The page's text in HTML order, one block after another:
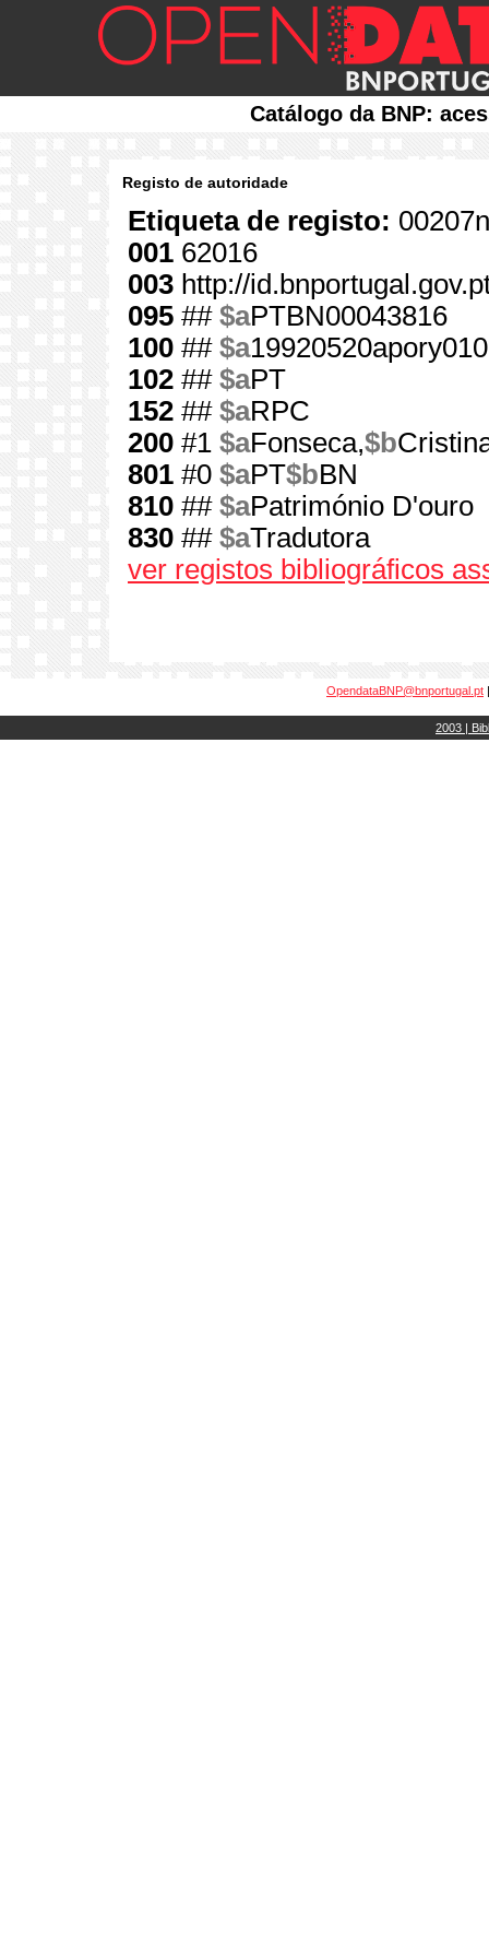
Catálogo da BNP:
Registo de autoridade
Etiqueta de registo:
001 62016
003 http://
095 ## $aPTBN00043816
100 ## $a
102 ## $aPT
152 ## $aRPC
200 #1 $aFonseca,$b
801 #0 $aPT$bBN
810 ## $aPatrimónio D'ouro
830 ## $aTradutora
ver registos bibliográficos
OpendataBNP@bnportugal.pt
2003 |